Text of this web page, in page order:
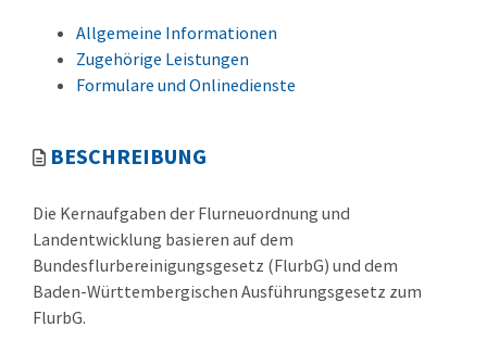
Allgemeine Informationen
Zugehörige Leistungen
Formulare und Onlinedienste
BESCHREIBUNG
Die Kernaufgaben der Flurneuordnung und
Landentwicklung basieren auf dem
Bundesflurbereinigungsgesetz (FlurbG) und dem
Baden-Württembergischen Ausführungsgesetz zum
FlurbG.